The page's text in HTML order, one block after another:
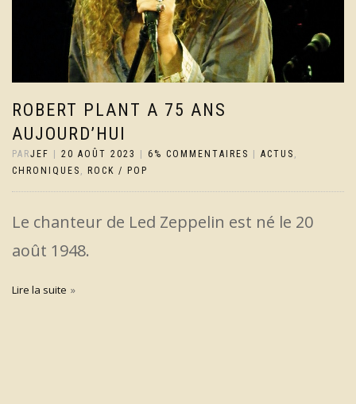
ROBERT PLANT A 75 ANS
AUJOURD’HUI
PARJEF 20 AOÛT 2023 6% COMMENTAIRES ACTUS ,
CHRONIQUES , ROCK / POP
Le chanteur de Led Zeppelin est né le 20
août 1948.
Lire la suite